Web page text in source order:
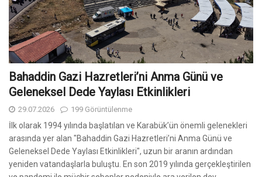
Bahaddin Gazi Hazretleri’ni Anma Günü ve
Geleneksel Dede Yaylası Etkinlikleri
29.07.2026 199 Görüntülenme
İlk olarak 1994 yılında başlatılan ve Karabük’ün önemli gelenekleri
arasında yer alan "Bahaddin Gazi Hazretleri’ni Anma Günü ve
Geleneksel Dede Yaylası Etkinlikleri", uzun bir aranın ardından
yeniden vatandaşlarla buluştu. En son 2019 yılında gerçekleştirilen